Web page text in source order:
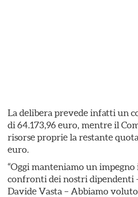
La delibera prevede infatti un
di 64.173,96 euro, mentre il
risorse proprie la restante
euro.
“Oggi manteniamo un
confronti dei nostri dipendenti
Davide Vasta – Abbiamo